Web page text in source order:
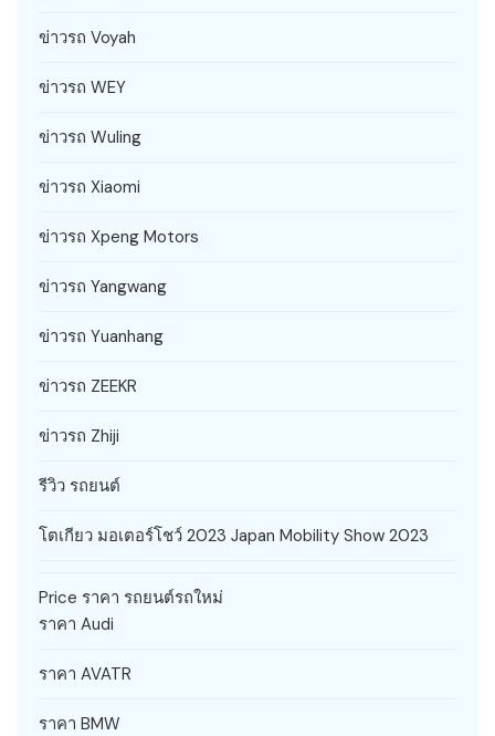
ข่าวรถ Voyah
ข่าวรถ WEY
ข่าวรถ Wuling
ข่าวรถ Xiaomi
ข่าวรถ Xpeng Motors
ข่าวรถ Yangwang
ข่าวรถ Yuanhang
ข่าวรถ ZEEKR
ข่าวรถ Zhiji
รีวิว รถยนต์
โตเกียว มอเตอร์โชว์ 2023 Japan Mobility Show 2023
Price ราคา รถยนต์รถใหม่
ราคา Audi
ราคา AVATR
ราคา BMW